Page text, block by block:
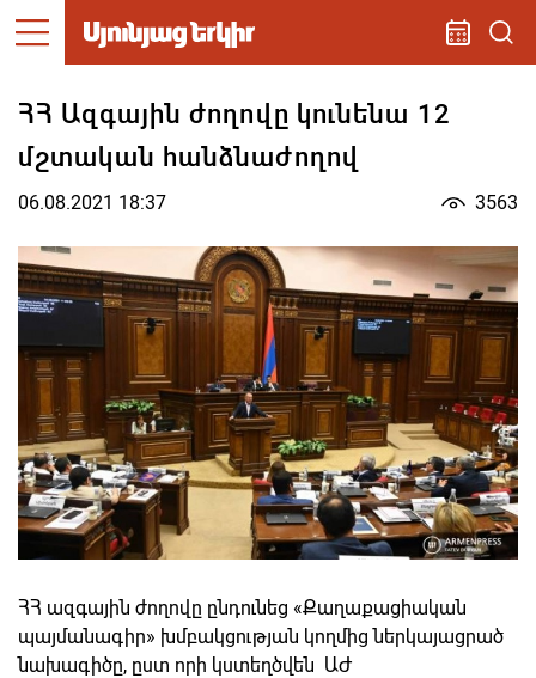
ՀՀ Ազգային ժողովը կունենա 12
մշտական հանձնաժողով
06.08.2021 18:37 3563
ՀՀ ազգային ժողովը ընդունեց «Քաղաքացիական
պայմանագիր» խմբակցության կողմից ներկայացրած
նախագիծը, ըստ որի կստեղծվեն ԱԺ